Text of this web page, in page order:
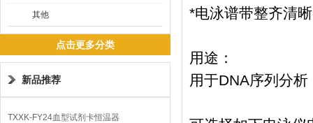
其他
点击更多分类
新品推荐
TXXK-FY24血型试剂卡恒温器
*电泳谱带整齐清
用途：
用于DNA序列分